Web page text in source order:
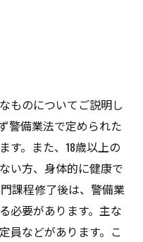
ものについてご説明し
警備業法で定められた
す。また、18歳以上の
い方、身体的に健康で
課程修了後は、警備業
必要があります。主な
員などがあります。こ